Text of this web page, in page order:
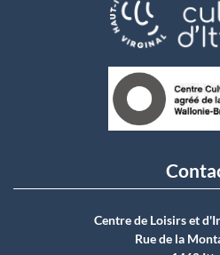
Centre de Loisirs et
Rue de la